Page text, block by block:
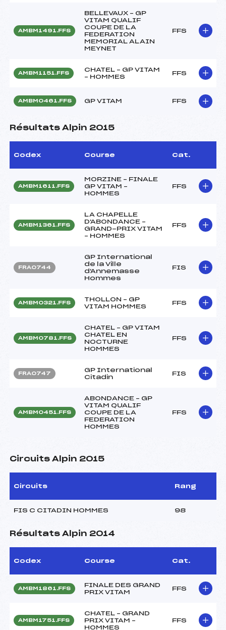
AMBM1491.FFS
BELLEVAUX – GP
VITAM QUALIF
COUPE DE LA
FEDERATION
MEMORIAL ALAIN
MEYNET
FFS
AMBM1151.FFS
CHATEL – GP VITAM
– HOMMES
FFS
AMBM0461.FFS GP VITAM FFS
Résultats Alpin 2015
Codex Course Cat.
AMBM1611.FFS
MORZINE – FINALE
GP VITAM –
HOMMES
FFS
AMBM1361.FFS
LA CHAPELLE
D'ABONDANCE –
GRAND-PRIX VITAM
– HOMMES
FFS
FRA0744
GP International
de la Ville
d'Annemasse
Hommes
FIS
AMBM0321.FFS
THOLLON – GP
VITAM HOMMES
FFS
AMBM0781.FFS
CHATEL – GP VITAM
CHATEL EN
NOCTURNE
HOMMES
FFS
FRA0747
GP International
Citadin
FIS
AMBM0451.FFS
ABONDANCE – GP
VITAM QUALIF
COUPE DE LA
FEDERATION
HOMMES
FFS
Circuits Alpin 2015
Circuits Rang
FIS C CITADIN HOMMES 98
Résultats Alpin 2014
Codex Course Cat.
AMBM1861.FFS
FINALE DES GRAND
PRIX VITAM
FFS
AMBM1751.FFS
CHATEL – GRAND
PRIX VITAM –
HOMMES
FFS